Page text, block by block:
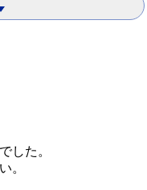
した。
。